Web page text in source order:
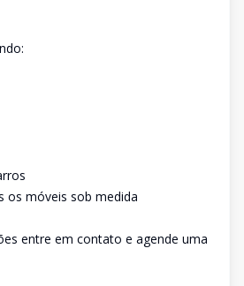
os móveis sob medida
entre em contato e agende uma